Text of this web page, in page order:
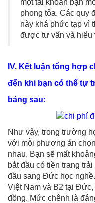
một tài khoản bạn
phong tỏa. Các quy
này khá phức tạp vì
được tư vấn và hiểu
IV. Kết luận tổng hợp
đến khi bạn có thể tự
bảng sau:
Như vậy, trong trường
với mỗi phương án
nhau. Bạn sẽ mất
bắt đầu có tiền trang
đầu sang Đức học
Việt Nam và B2 tại
đồng. Mức chênh là